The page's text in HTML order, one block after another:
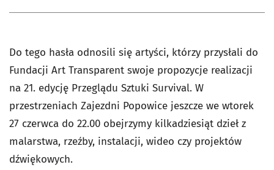
Do tego hasła odnosili się artyści, którzy przysłali do
Fundacji Art Transparent swoje propozycje realizacji
na 21. edycję Przeglądu Sztuki Survival. W
przestrzeniach Zajezdni Popowice jeszcze we wtorek
27 czerwca do 22.00 obejrzymy kilkadziesiąt dzieł z
malarstwa, rzeźby, instalacji, wideo czy projektów
dźwiękowych.